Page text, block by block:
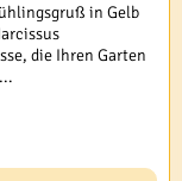
in Gelb
die Ihren Garten